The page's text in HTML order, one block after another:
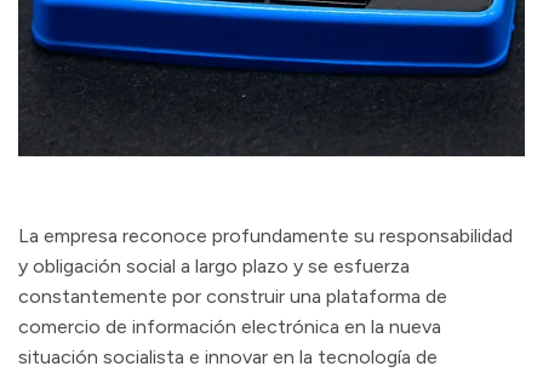
La empresa reconoce profundamente su responsabilidad
y obligación social a largo plazo y se esfuerza
constantemente por construir una plataforma de
comercio de información electrónica en la nueva
situación socialista e innovar en la tecnología de